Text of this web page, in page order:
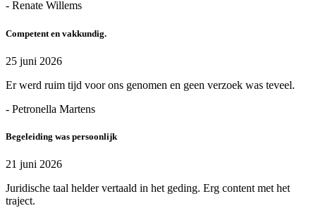
- Renate Willems
Competent en vakkundig.
25 juni 2026
Er werd ruim tijd voor ons genomen en geen verzoek was teveel.
- Petronella Martens
Begeleiding was persoonlijk
21 juni 2026
Juridische taal helder vertaald in het geding. Erg content met het
traject.